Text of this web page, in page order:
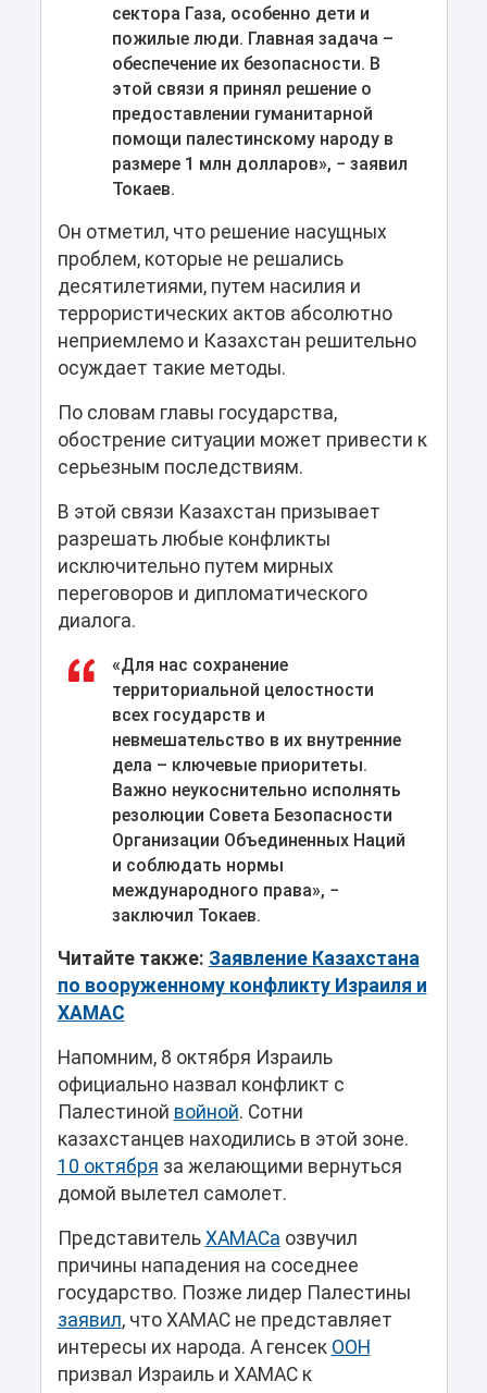
сектора Газа, особенно дети и
пожилые люди. Главная задача –
обеспечение их безопасности. В
этой связи я принял решение о
предоставлении гуманитарной
помощи палестинскому народу в
размере 1 млн долларов», − заявил
Токаев.
Он отметил, что решение насущных
проблем, которые не решались
десятилетиями, путем насилия и
террористических актов абсолютно
неприемлемо и Казахстан решительно
осуждает такие методы.
По словам главы государства,
обострение ситуации может привести к
серьезным последствиям.
В этой связи Казахстан призывает
разрешать любые конфликты
исключительно путем мирных
переговоров и дипломатического
диалога.
«Для нас сохранение
территориальной целостности
всех государств и
невмешательство в их внутренние
дела – ключевые приоритеты.
Важно неукоснительно исполнять
резолюции Совета Безопасности
Организации Объединенных Наций
и соблюдать нормы
международного права», −
заключил Токаев.
Читайте также: Заявление Казахстана
по вооруженному конфликту Израиля и
ХАМАС
Напомним, 8 октября Израиль
официально назвал конфликт с
Палестиной войной. Сотни
казахстанцев находились в этой зоне.
10 октября за желающими вернуться
домой вылетел самолет.
Представитель ХАМАСа озвучил
причины нападения на соседнее
государство. Позже лидер Палестины
заявил, что ХАМАС не представляет
интересы их народа. А генсек ООН
призвал Израиль и ХАМАС к